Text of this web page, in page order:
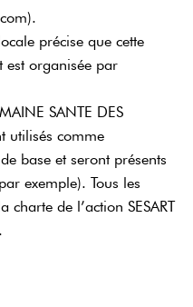
précise que cette
est organisée par
SANTE DES
utilisés comme
base et seront présents
exemple). Tous les
de l’action SESART